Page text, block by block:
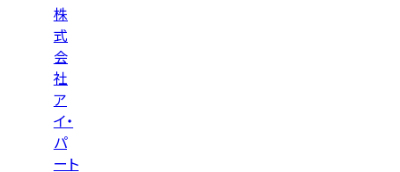
株
式
会
社
ア
イ・
パ
ート